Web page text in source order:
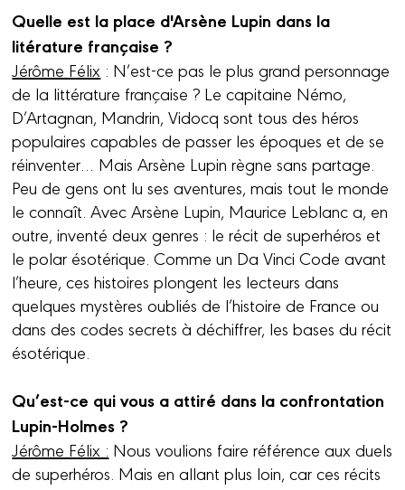
Quelle est la place d'Arsène Lupin dans la
litérature française ?
Jérôme Félix : N’est-ce pas le plus grand personnage
de la littérature française ? Le capitaine Némo,
D’Artagnan, Mandrin, Vidocq sont tous des héros
populaires capables de passer les époques et de se
réinventer… Mais Arsène Lupin règne sans partage.
Peu de gens ont lu ses aventures, mais tout le monde
le connaît. Avec Arsène Lupin, Maurice Leblanc a, en
outre, inventé deux genres : le récit de superhéros et
le polar ésotérique. Comme un Da Vinci Code avant
l’heure, ces histoires plongent les lecteurs dans
quelques mystères oubliés de l’histoire de France ou
dans des codes secrets à déchiffrer, les bases du récit
ésotérique.
Qu’est-ce qui vous a attiré dans la confrontation
Lupin-Holmes ?
Jérôme Félix : Nous voulions faire référence aux duels
de superhéros. Mais en allant plus loin, car ces récits